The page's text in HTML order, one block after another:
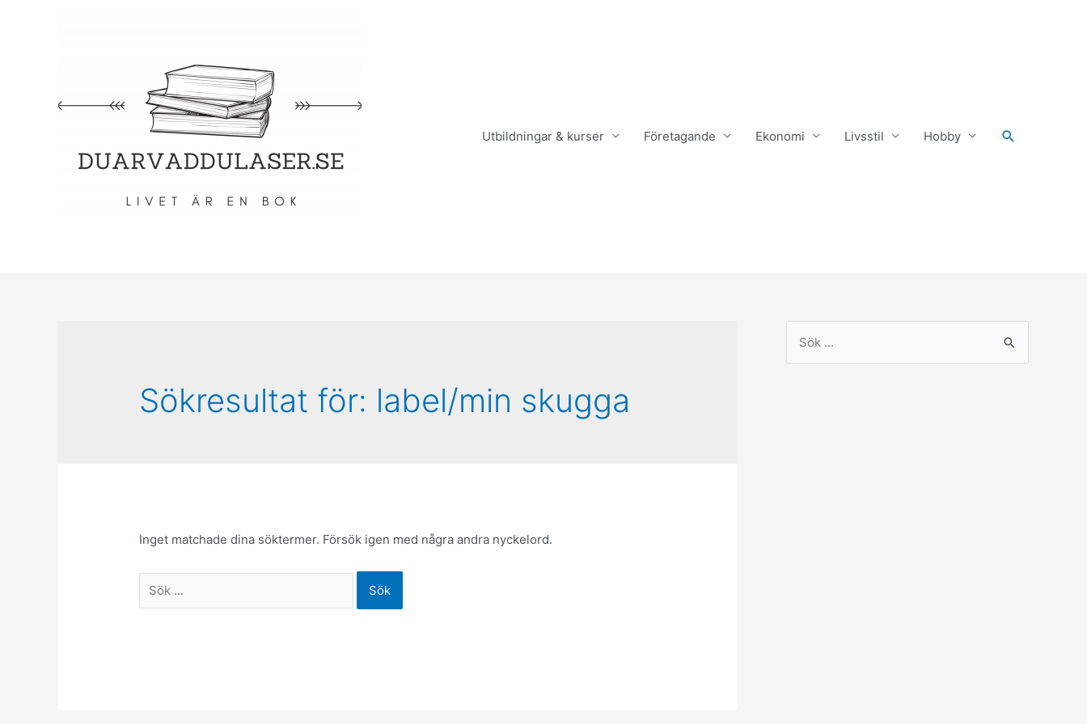
Utbildningar & kurser Företagande Ekonomi Livsstil Hobby
Sökresultat för: label/min skugga
Inget matchade dina söktermer. Försök igen med några andra nyckelord.